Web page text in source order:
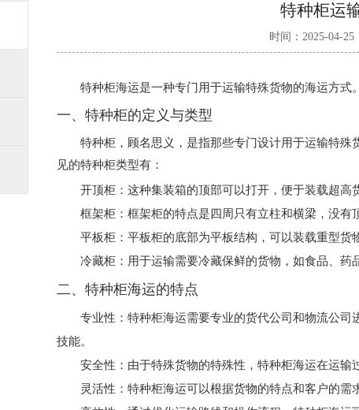
特种柜运
时间：2025-04-25
特种柜海运是一种专门用于运输特殊货物的海运方式
一、特种柜的定义与类型
特种柜，顾名思义，是指那些专门设计用于运输特
见的特种柜类型有：
开顶柜 ：这种集装箱的顶部可以打开，便于装载超高
框架柜 ：框架柜的特点是四周只有立柱和横梁，没
平板柜 ：平板柜的底部为平板结构，可以装载重型货
冷藏柜 ：用于运输需要冷藏保鲜的货物，如食品、药
二、特种柜海运的特点
专业性 ：特种柜海运需要专业的货代公司和物流公
技能。
安全性 ：由于特殊货物的特殊性，特种柜海运在运
灵活性 ：特种柜海运可以根据货物的特点和客户的需